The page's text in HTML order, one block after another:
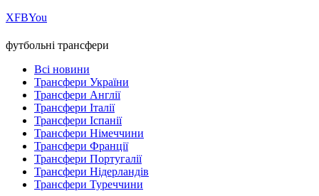
ХFBYou
футбольні трансфери
Всі новини
Трансфери України
Трансфери Англії
Трансфери Італії
Трансфери Іспанії
Трансфери Німеччини
Трансфери Франції
Трансфери Португалії
Трансфери Нідерландів
Трансфери Туреччини